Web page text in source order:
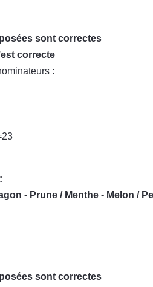
sont correctes
correcte
:
- Prune / Menthe - Melon /
sont correctes